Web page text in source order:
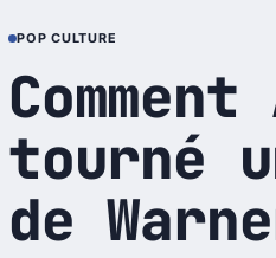
POP CULTURE
tourné
de